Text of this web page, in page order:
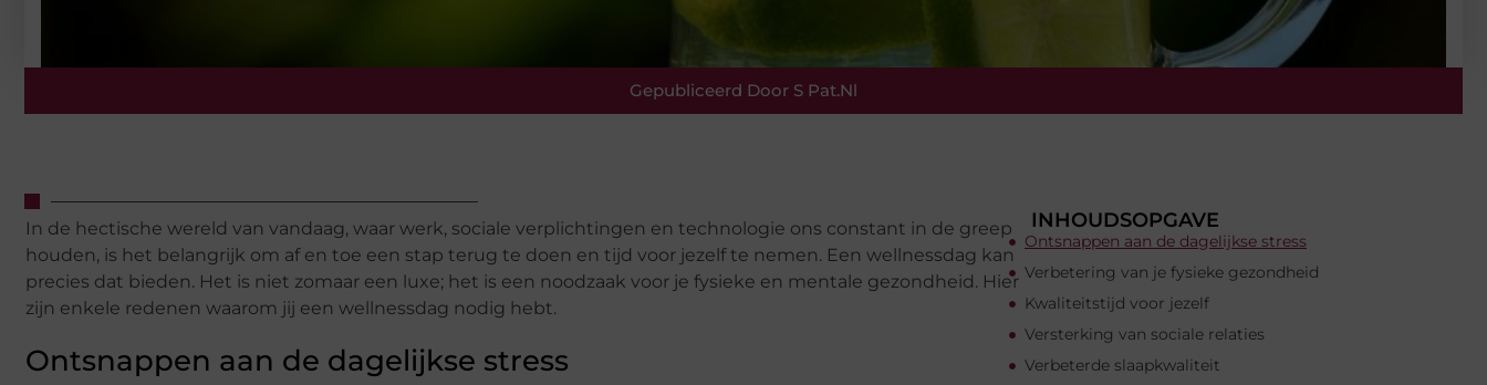
Gepubliceerd Door S Pat.nl
In de hectische wereld van vandaag, waar werk, sociale verplichtingen en technologie ons constant in de greep
houden, is het belangrijk om af en toe een stap terug te doen en tijd voor jezelf te nemen. Een wellnessdag kan
precies dat bieden. Het is niet zomaar een luxe; het is een noodzaak voor je fysieke en mentale gezondheid. Hier
zijn enkele redenen waarom jij een wellnessdag nodig hebt.
Ontsnappen aan de dagelijkse stress
INHOUDSOPGAVE
Ontsnappen aan de dagelijkse stress
Verbetering van je fysieke gezondheid
Kwaliteitstijd voor jezelf
Versterking van sociale relaties
Verbeterde slaapkwaliteit